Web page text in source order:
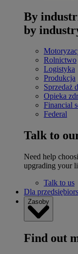
By
by
Rolnictwo
Logistyka
Produkcja
Sprzedaż
Opieka
Financial
Federal
Talk to
Need help
upgrading your
Talk to us
Dla
Zasoby
Find out